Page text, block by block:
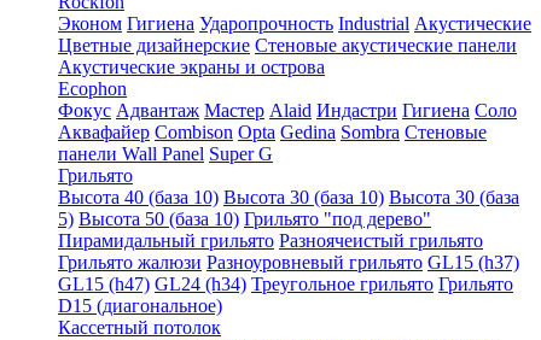
Эконом Гигиена Ударопрочность Industrial Акустические
Цветные дизайнерские Стеновые акустические панели
Акустические экраны и острова
Ecophon
Фокус Адвантаж Мастер Alaid Индастри Гигиена Соло
Аквафайер Combison Opta Gedina Sombra Стеновые
панели Wall Panel Super G
Грильято
Высота 40 (база 10) Высота 30 (база 10) Высота 30 (база
5) Высота 50 (база 10) Грильято "под дерево"
Пирамидальный грильято Разноячеистый грильято
Грильято жалюзи Разноуровневый грильято GL15 (h37)
GL15 (h47) GL24 (h34) Треугольное грильято Грильято
D15 (диагональное)
Кассетный потолок